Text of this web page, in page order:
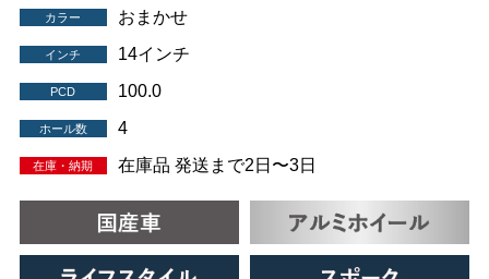
カラー おまかせ
インチ 14インチ
PCD 100.0
ホール数 4
在庫・納期 在庫品 発送まで2日〜3日